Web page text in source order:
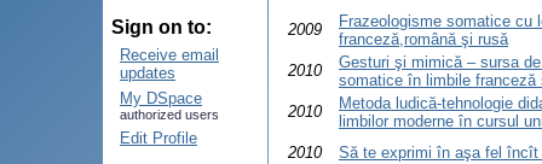
Sign on to:
Receive email
updates
My DSpace
authorized users
Edit Profile
2009
Frazeologisme somatice cu
franceză,română şi rusă
2010
Gesturi şi mimică – sursa
somatice în limbile franceză
2010
Metoda ludică-tehnologie
limbilor moderne în cursul
2010
Să te exprimi în aşa fel